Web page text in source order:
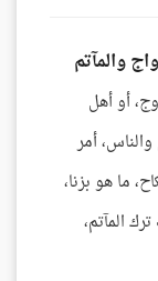
والمآتم
أو أهل
أمر
ما هو بزنا،
المآتم،